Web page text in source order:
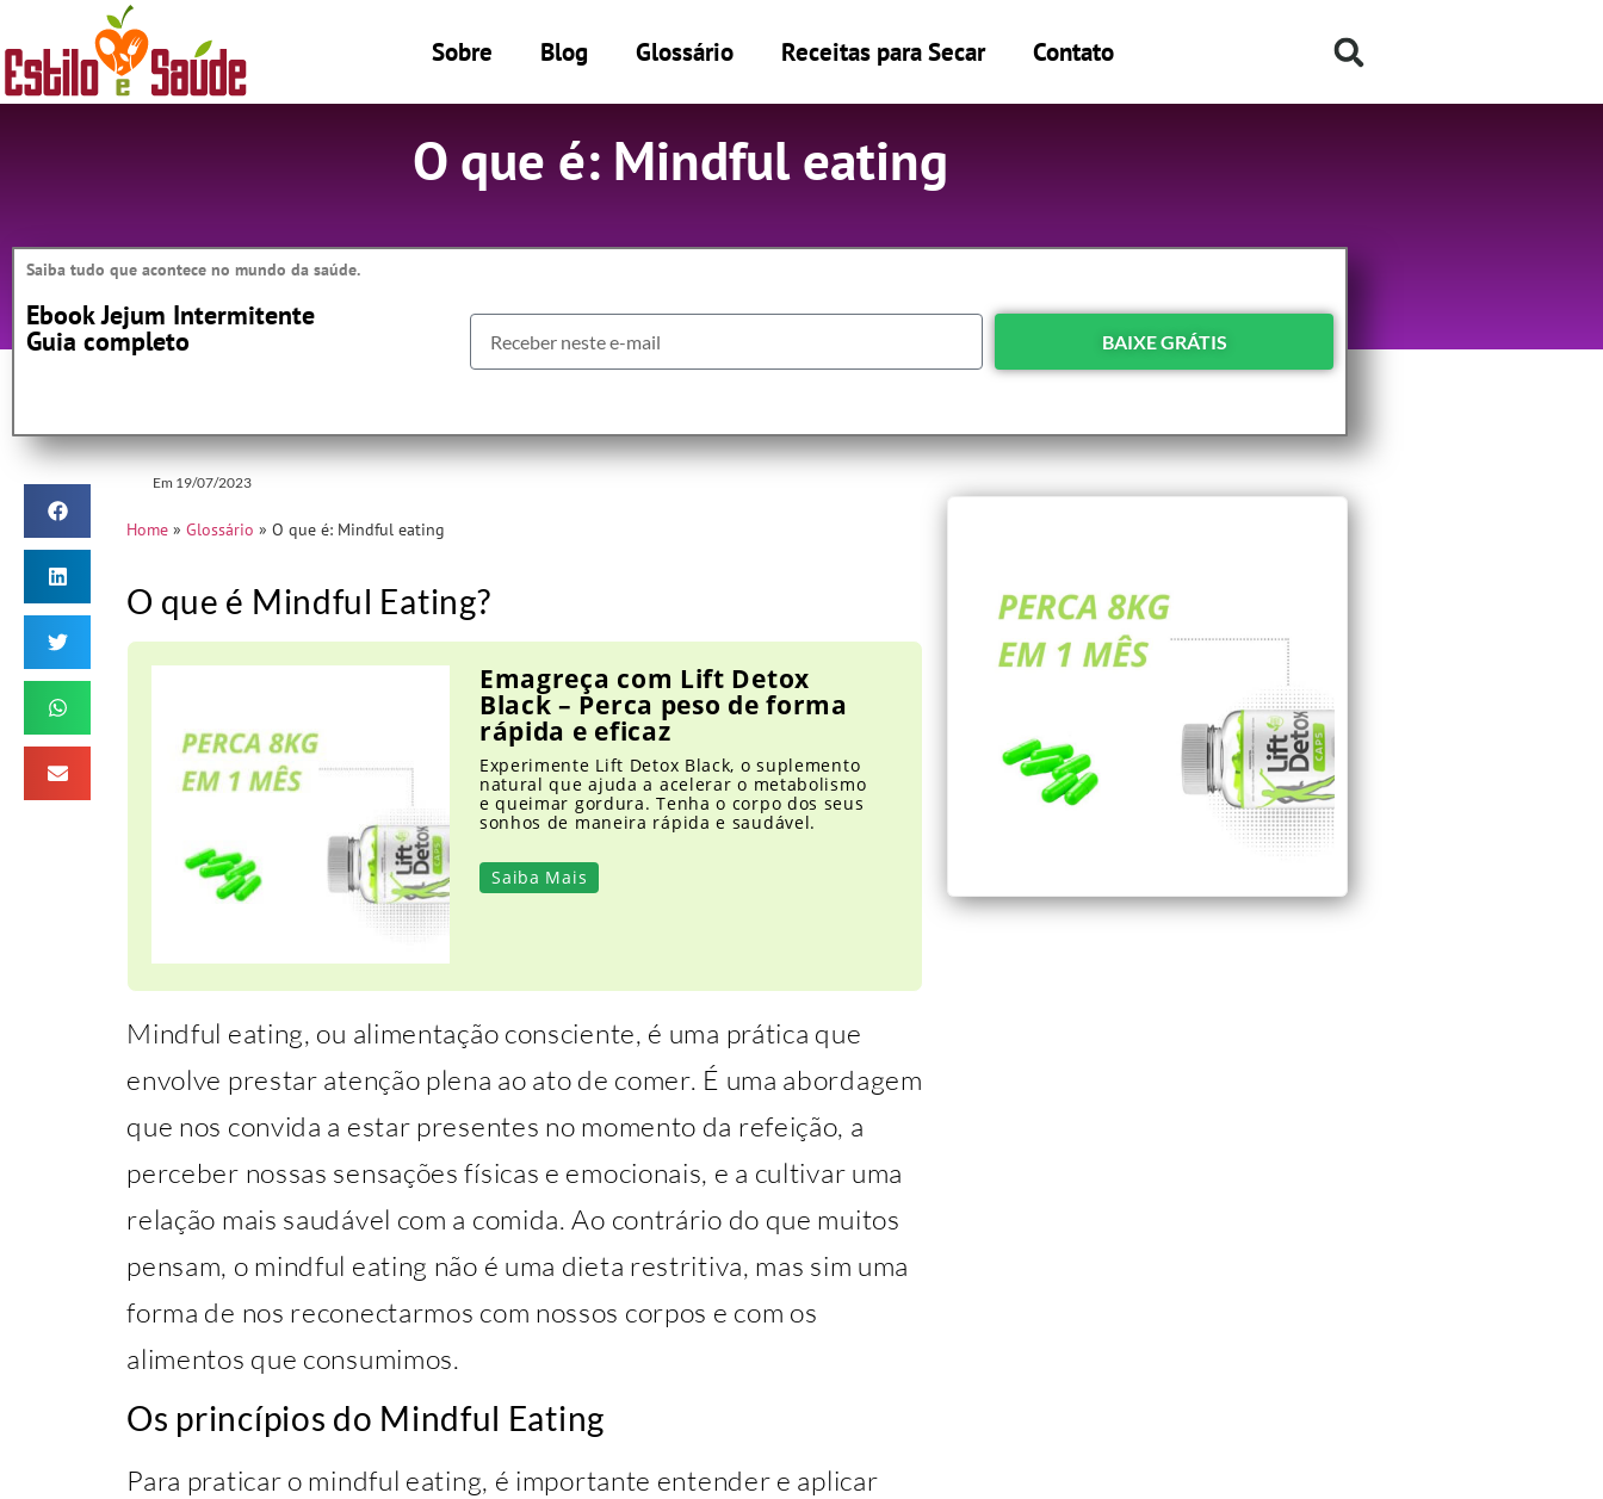
Sobre Blog Glossário Receitas para Secar Contato
O que é: Mindful eating
Saiba tudo que acontece no mundo da saúde.
Ebook Jejum Intermitente
Guia completo BAIXE GRÁTIS
Em 19/07/2023
Home »Glossário »O que é: Mindful eating
O que é Mindful Eating?
Emagreça com Lift Detox
Black – Perca peso de forma
rápida e eficaz
Experimente Lift Detox Black, o suplemento
natural que ajuda a acelerar o metabolismo
e queimar gordura. Tenha o corpo dos seus
sonhos de maneira rápida e saudável.
Saiba Mais
Mindful eating, ou alimentação consciente, é uma prática que
envolve prestar atenção plena ao ato de comer. É uma abordagem
que nos convida a estar presentes no momento da refeição, a
perceber nossas sensações físicas e emocionais, e a cultivar uma
relação mais saudável com a comida. Ao contrário do que muitos
pensam, o mindful eating não é uma dieta restritiva, mas sim uma
forma de nos reconectarmos com nossos corpos e com os
alimentos que consumimos.
Os princípios do Mindful Eating
Para praticar o mindful eating, é importante entender e aplicar